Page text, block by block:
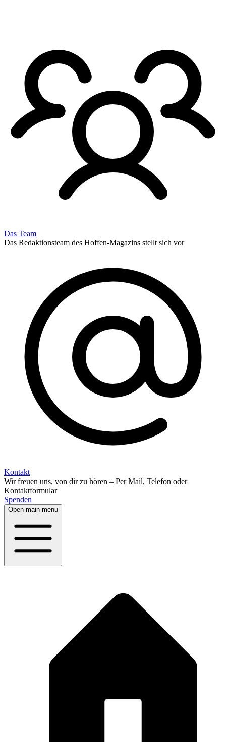
Das Team
Das Redaktionsteam des Hoffen-Magazins stellt sich vor
Kontakt
Wir freuen uns, von dir zu hören – Per Mail, Telefon oder
Kontaktformular
Spenden
Open main menu